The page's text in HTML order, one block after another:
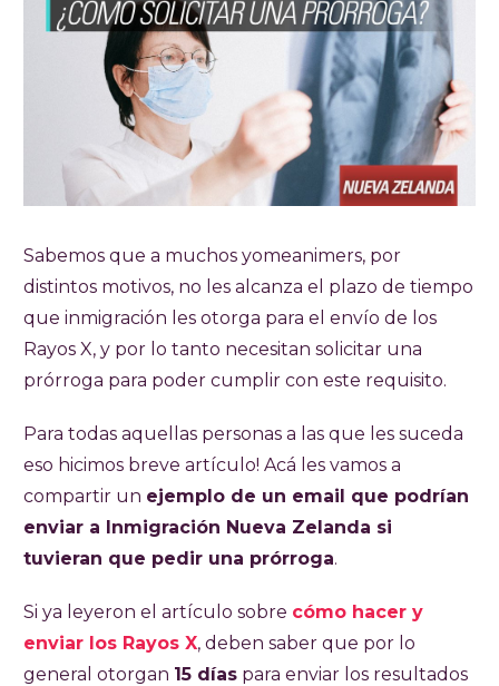
Sabemos que a muchos yomeanimers, por
distintos motivos, no les alcanza el plazo de tiempo
que inmigración les otorga para el envío de los
Rayos X, y por lo tanto necesitan solicitar una
prórroga para poder cumplir con este requisito.
Para todas aquellas personas a las que les suceda
eso hicimos breve artículo! Acá les vamos a
compartir un ejemplo de un email que podrían
enviar a Inmigración Nueva Zelanda si
tuvieran que pedir una prórroga.
Si ya leyeron el artículo sobre cómo hacer y
enviar los Rayos X, deben saber que por lo
general otorgan 15 días para enviar los resultados